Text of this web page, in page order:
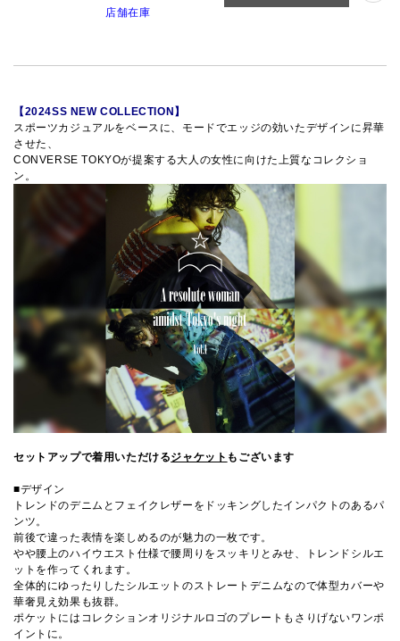
店舗在庫
【2024SS NEW COLLECTION】
スポーツカジュアルをベースに、モードでエッジの効いたデザインに昇華
させた、
CONVERSE TOKYOが提案する大人の女性に向けた上質なコレクショ
ン。
セットアップで着用いただけるジャケット もございます
■デザイン
トレンドのデニムとフェイクレザーをドッキングしたインパクトのあるパ
ンツ。
前後で違った表情を楽しめるのが魅力の一枚です。
やや腰上のハイウエスト仕様で腰周りをスッキリとみせ、トレンドシルエ
ットを作ってくれます。
全体的にゆったりしたシルエットのストレートデニムなので体型カバーや
華奢見え効果も抜群。
ポケットにはコレクションオリジナルロゴのプレートもさりげないワンポ
イントに。